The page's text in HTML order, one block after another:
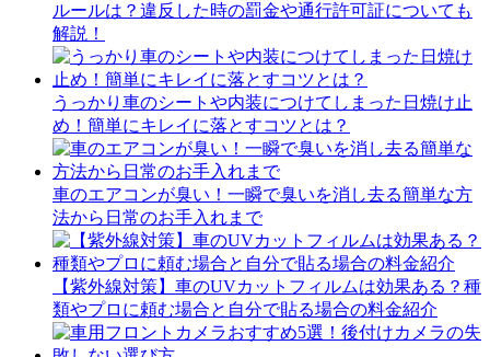
ルールは？違反した時の罰金や通行許可証についても
解説！
うっかり車のシートや内装につけてしまった日焼け止
め！簡単にキレイに落とすコツとは？
車のエアコンが臭い！一瞬で臭いを消し去る簡単な方
法から日常のお手入れまで
【紫外線対策】車のUVカットフィルムは効果ある？種
類やプロに頼む場合と自分で貼る場合の料金紹介